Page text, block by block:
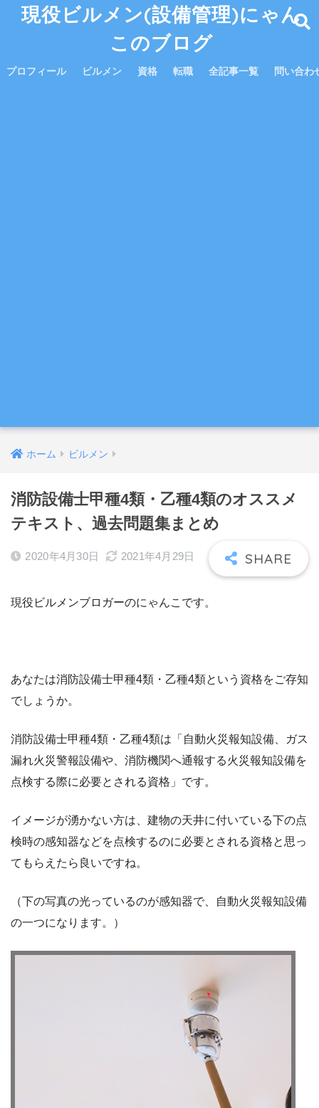
現役ビルメン(設備管理)にゃん
このブログ
プロフィール ビルメン 資格 転職 全記事一覧 問い合わ
ホーム ビルメン
消防設備士甲種4類・乙種4類のオススメ
テキスト、過去問題集まとめ
2020年4月30日 2021年4月29日
現役ビルメンブロガーのにゃんこです。
あなたは消防設備士甲種4類・乙種4類という資格をご存知
でしょうか。
消防設備士甲種4類・乙種4類は「自動火災報知設備、ガス
漏れ火災警報設備や、消防機関へ通報する火災報知設備を
点検する際に必要とされる資格」です。
イメージが湧かない方は、建物の天井に付いている下の点
検時の感知器などを点検するのに必要とされる資格と思っ
てもらえたら良いですね。
（下の写真の光っているのが感知器で、自動火災報知設備
の一つになります。）